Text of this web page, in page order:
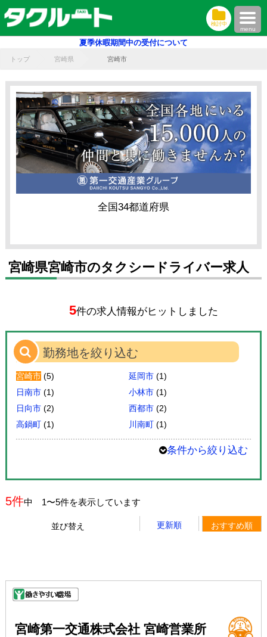
検討中
menu
夏季休暇期間中の受付について
トップ 宮崎県 宮崎市
全国34都道府県
宮崎県宮崎市のタクシードライバー求人
5件の求人情報がヒットしました
勤務地を絞り込む
宮崎市 (5) 延岡市 (1)
日南市 (1) 小林市 (1)
日向市 (2) 西都市 (2)
高鍋町 (1) 川南町 (1)
条件から絞り込む
5件中 1〜5件を表示しています
並び替え 更新順 おすすめ順
宮崎第一交通株式会社 宮崎営業所